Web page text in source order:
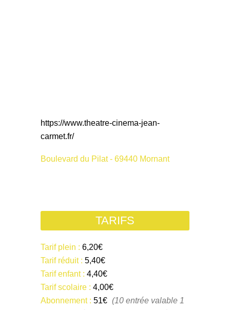
https://www.theatre-cinema-jean-
carmet.fr/
Boulevard du Pilat - 69440 Mornant
TARIFS
Tarif plein : 6,20€
Tarif réduit : 5,40€
Tarif enfant : 4,40€
Tarif scolaire : 4,00€
Abonnement : 51€ (10 entrée valable 1